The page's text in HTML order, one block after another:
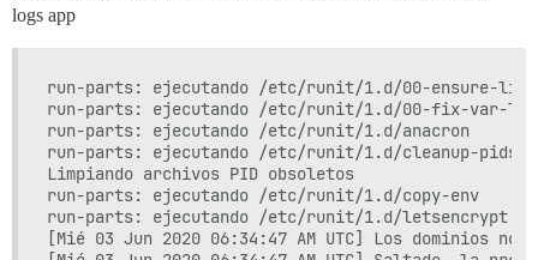
logs app
run-parts: ejecutando /etc/runit/1.d/00-ensure-
run-parts: ejecutando /etc/runit/1.d/00-fix-var-
run-parts: ejecutando /etc/runit/1.d/anacron
run-parts: ejecutando /etc/runit/1.d/cleanup-pids
Limpiando archivos PID obsoletos
run-parts: ejecutando /etc/runit/1.d/copy-env
run-parts: ejecutando /etc/runit/1.d/letsencrypt
[Mié 03 Jun 2020 06:34:47 AM UTC] Los dominios no